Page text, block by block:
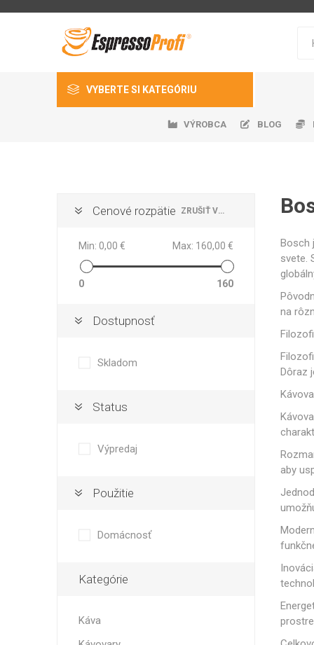
VYBERTE SI KATEGÓRIU
Príslušenstvo
Náhradné diely
Sanitácia a dezinfekcia
VÝROBCA
Isolda /
Isofa
KRYSTAL
Bosch
BLOG
Bosch
svete.
na
Dôraz
aby
ZRUŠIŤ VŠETKO
Cenové rozpätie
Min: 0,00 € Max: 160,00 €
0 160
Dostupnosť
Skladom
Status
Výpredaj
Použitie
Domácnosť
Kategórie
Káva